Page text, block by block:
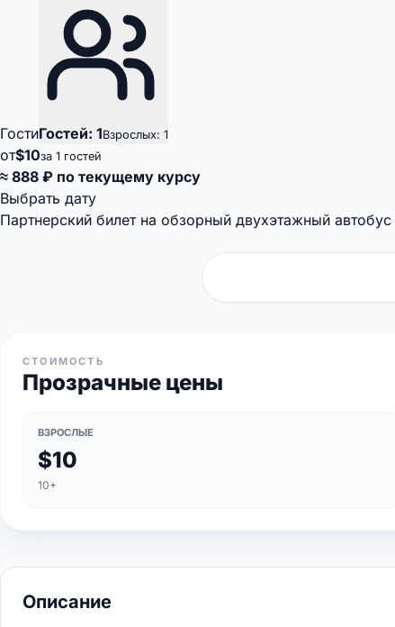
ГостиГостей: 1Взрослых: 1
от$10за 1 гостей
≈ 888 ₽ по текущему курсу
Выбрать дату
Партнерский билет на обзорный двухэтажный
СТОИМОСТЬ
Прозрачные цены
ВЗРОСЛЫЕ
$10
10+
Описание